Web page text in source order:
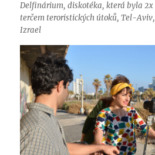
Delfinárium, diskotéka, která byla 2x
terčem teroristických útoků, Tel-Aviv,
Izrael